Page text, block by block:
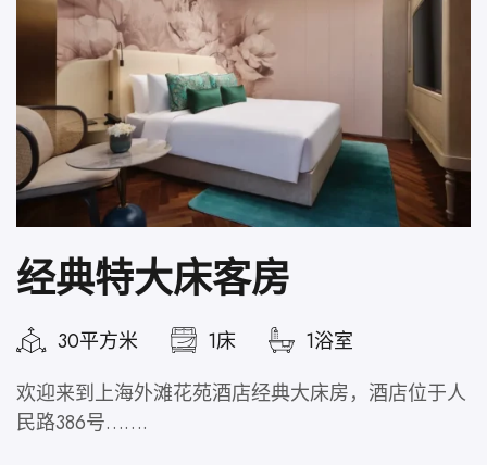
经典特大床客房
30平方米 1床
1浴室
欢迎来到上海外滩花苑酒店经典大床房，酒店位于人
民路386号…….